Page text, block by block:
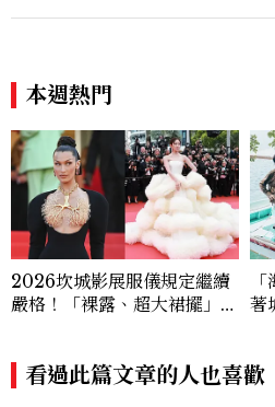
本週熱門
2026坎城影展服儀規定繼續
嚴格！「裸露、超大裙擺」都
著
看過此篇文章的人也喜歡